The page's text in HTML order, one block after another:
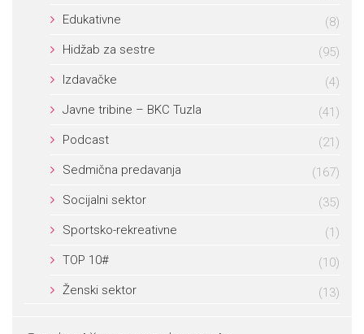
Edukativne
(8)
Hidžab za sestre
(95)
Izdavačke
(4)
Javne tribine – BKC Tuzla
(41)
Podcast
(21)
Sedmična predavanja
(167)
Socijalni sektor
(35)
Sportsko-rekreativne
(1)
TOP 10#
(10)
Ženski sektor
(13)